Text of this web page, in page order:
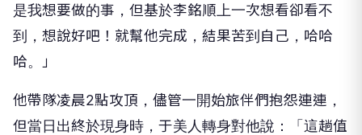
是我想要做的事，但基於李銘順上一次想看卻看不
到， 想說好吧！就幫他完成，結果苦到自己，哈哈
哈。」
他帶隊凌晨2點攻頂，儘管一開始旅伴們抱怨連連，
但當日出終於現身時，于美人轉身對他說：「這趟值